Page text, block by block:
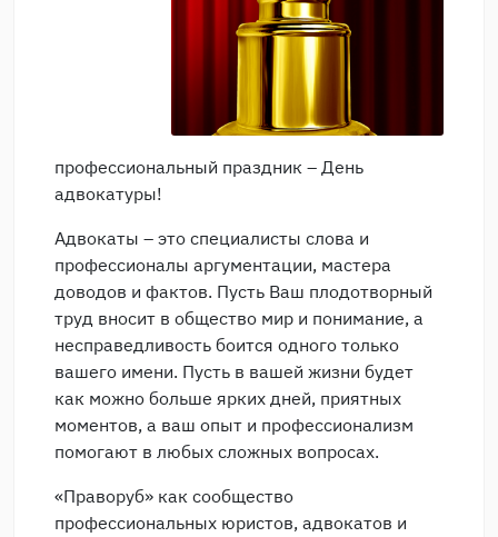
профессиональный праздник – День
адвокатуры!
Адвокаты – это специалисты слова и
профессионалы аргументации, мастера
доводов и фактов. Пусть Ваш плодотворный
труд вносит в общество мир и понимание, а
несправедливость боится одного только
вашего имени. Пусть в вашей жизни будет
как можно больше ярких дней, приятных
моментов, а ваш опыт и профессионализм
помогают в любых сложных вопросах.
«Праворуб» как сообщество
профессиональных юристов, адвокатов и